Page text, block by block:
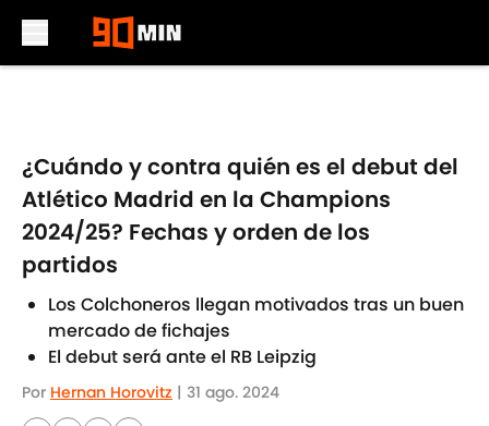
¿Cuándo y contra quién es el debut del
Atlético Madrid en la Champions
2024/25? Fechas y orden de los
partidos
Los Colchoneros llegan motivados tras un buen
mercado de fichajes
El debut será ante el RB Leipzig
Por Hernan Horovitz | 31 ago. 2024